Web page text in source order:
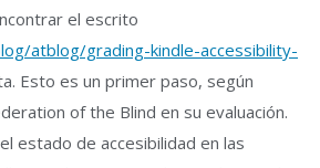
el escrito
atblog/grading-kindle-accessibility-
Esto es un primer paso, según
of the Blind en su evaluación.
estado de accesibilidad en las